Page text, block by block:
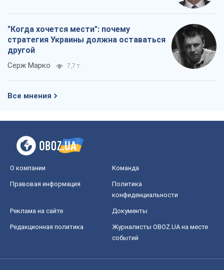
"Когда хочется мести": почему
стратегия Украины должна оставаться
другой
Серж Марко 7,7 т.
Все мнения
О компании Команда
Правовая информация
Политика
конфиденциальности
Реклама на сайте Документы
Редакционная политика
Журналисты OBOZ.UA на месте
событий